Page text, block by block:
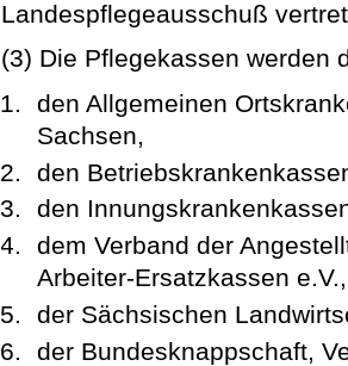
Landespflegeausschuß
(3) Die Pflegekassen werden
den Allgemeinen
Sachsen,
den
den
dem Verband der
Arbeiter-Ersatzkassen
der Sächsischen
der Bundesknappschaft,